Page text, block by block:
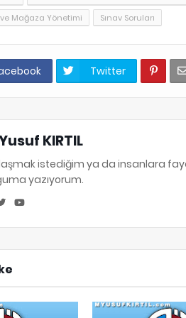
Mağaza Yönetimi
Sınav Soruları
Twitter
KIRTIL
istediğim ya da insanlara
yazıyorum.